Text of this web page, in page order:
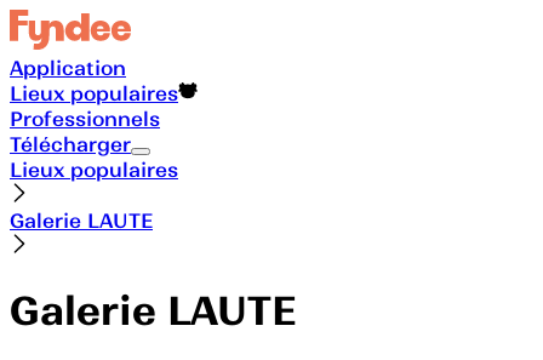
Application
Lieux populaires
Professionnels
Télécharger
Lieux populaires
Galerie LAUTE
Galerie LAUTE